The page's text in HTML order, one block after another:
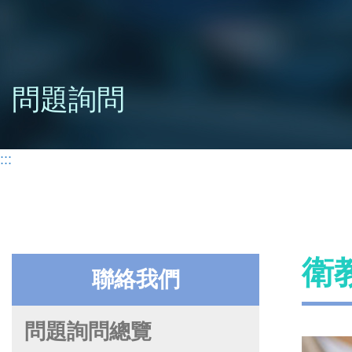
問題詢問
:::
聯絡我們
問題詢問總覽
衛